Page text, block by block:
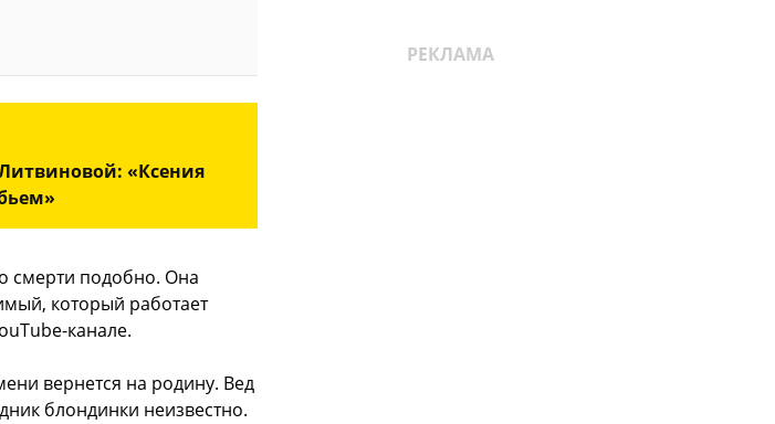
«Ксения
смерти подобно. Она
который работает
канале.
вернется на родину. Вед
блондинки неизвестно.